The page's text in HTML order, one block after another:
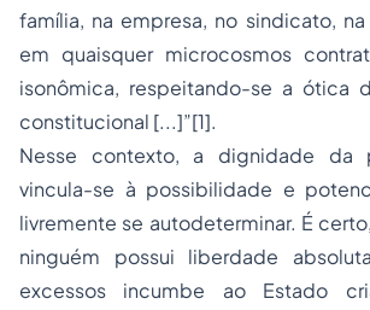
família, na empresa, no sindicato,
em quaisquer microcosmos
isonômica, respeitando-se a ótica
constitucional [...]”[1].
Nesse contexto, a dignidade da
vincula-se à possibilidade e
livremente se autodeterminar. É
ninguém possui liberdade
excessos incumbe ao Estado